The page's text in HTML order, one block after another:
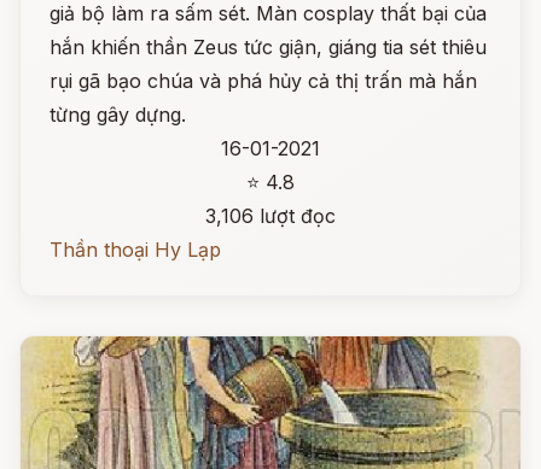
giả bộ làm ra sấm sét. Màn cosplay thất bại của
hắn khiến thần Zeus tức giận, giáng tia sét thiêu
rụi gã bạo chúa và phá hủy cả thị trấn mà hắn
từng gây dựng.
16-01-2021
⭐ 4.8
3,106 lượt đọc
Thần thoại Hy Lạp